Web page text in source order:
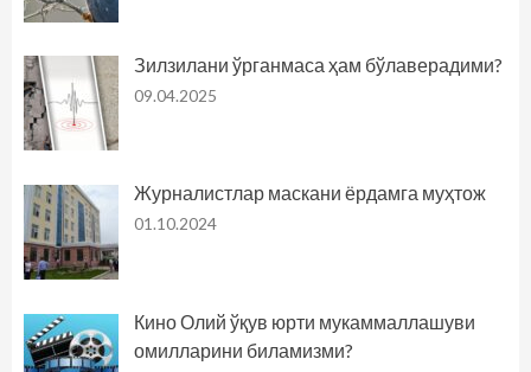
Зилзилани ўрганмаса ҳам бўлаверадими?
09.04.2025
Журналистлар маскани ёрдамга муҳтож
01.10.2024
Кино Олий ўқув юрти мукаммаллашуви
омилларини биламизми?